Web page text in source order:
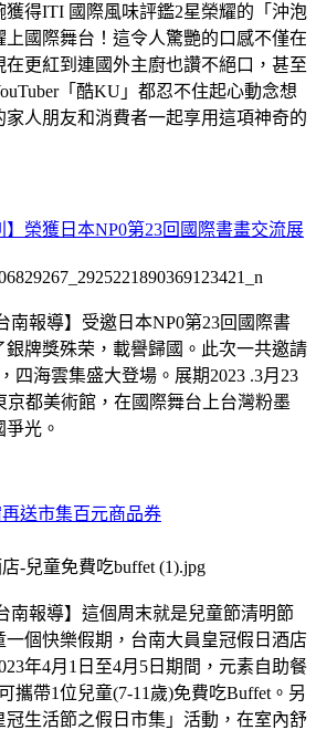
獲得ITI 國際風味評鑑2星榮耀的「沖泡
國際舞台！這令人驚艷的口感不僅在
在更紅到連國外主廚也讚不絕口，甚至
「酷KU」都忍不住起心動念想
人朋友和消費者一起享用這項神奇的
】榮獲日本NP0第23回國際書畫交流展
南報導】受邀日本NP0第23回國際書
牌獎殊荣，載譽歸國。此次一共邀請
四海雲集盛大登場。展期2023 .3月23
京都美術館，在國際舞台上台灣粉墨
光。
送市集百元商品券
南報導】這個周末就是兒童節清明節
一個快樂假期，台南大員皇冠假日酒店
年4月1日至4月5日期間，元素自助餐
攜帶1位兒童(7-11歲)免費吃Buffet。另
生活節之假日市集」活動，在室內舒